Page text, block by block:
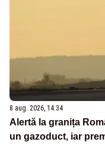
8 aug. 2026, 14:34
Alertă la granița
un gazoduct, iar